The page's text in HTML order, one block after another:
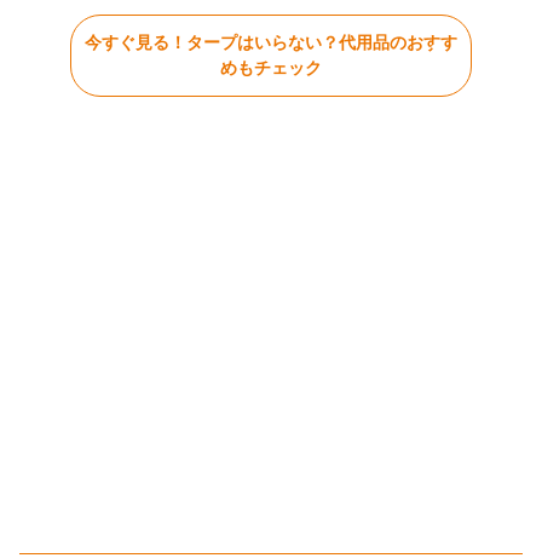
今すぐ見る！タープはいらない？代用品のおすす
めもチェック